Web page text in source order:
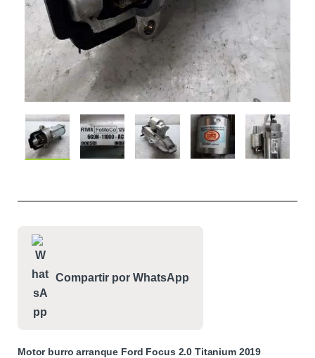
Compartir por WhatsApp
Motor burro arranque Ford Focus 2.0 Titanium 2019